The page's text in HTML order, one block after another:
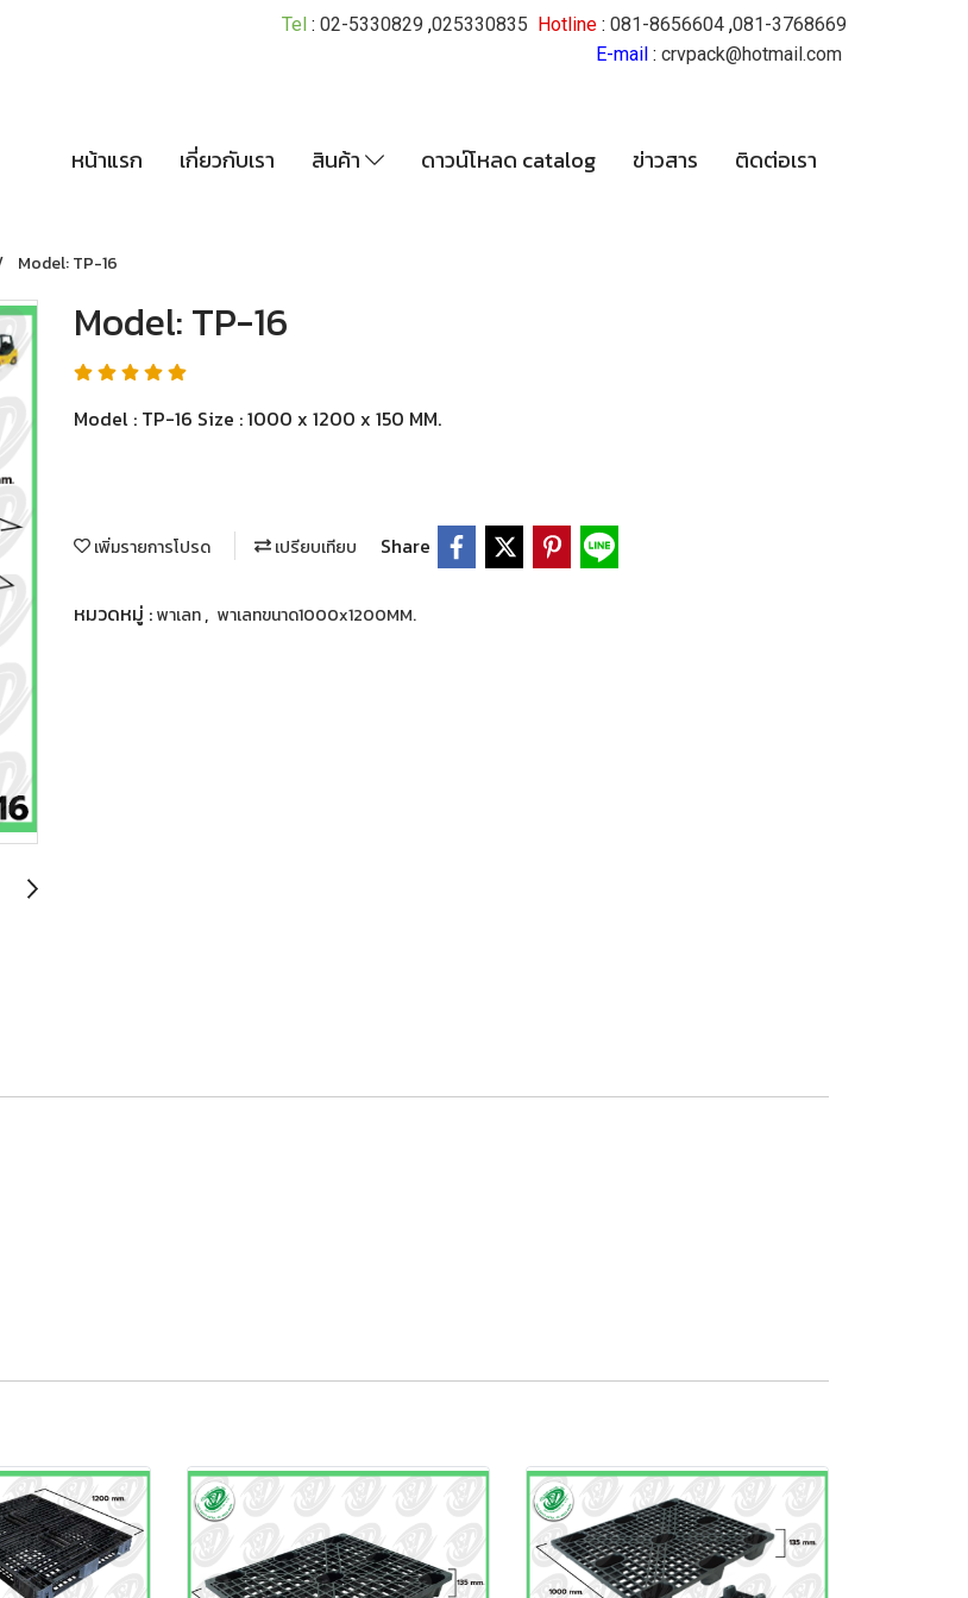
Tel : 02-5330829 ,025330835 Hotline : 081-8656604 ,081-3768669
E-mail : crvpack@hotmail.com
หน้าแรก เกี่ยวกับเรา สินค้า ดาวน์โหลด catalog ข่าวสาร ติดต่อเรา
Model: TP-16
Model: TP-16
Model : TP-16 Size : 1000 x 1200 x 150 MM.
เพิ่มรายการโปรด เปรียบเทียบ Share
หมวดหมู่ :พาเลท, พาเลทขนาด1000x1200MM.